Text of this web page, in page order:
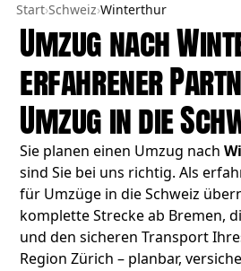
Start›Schweiz›Winterthur
Umzug nach
erfahrener
Umzug in die
Sie planen einen Umzug nach
sind Sie bei uns richtig. Als
für Umzüge in die Schweiz
komplette Strecke ab Bremen,
und den sicheren Transport
Region Zürich – planbar,